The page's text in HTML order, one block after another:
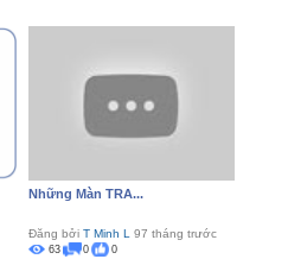
Những Màn TRA...
Đăng bởi T Minh L 97 tháng trước
63 0 0